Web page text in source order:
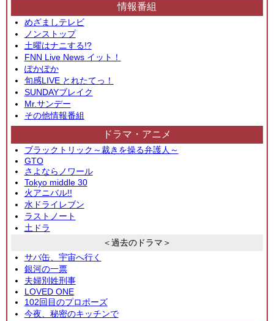
情報番組
めざましテレビ
ノンストップ
土曜はナニする!?
FNN Live News イット！
ぽかぽか
旬感LIVE とれたてっ！
SUNDAYブレイク
Mr.サンデー
その他情報番組
ドラマ・アニメ
ブラックトリック～裁きを操る弁護人～
GTO
さよならノワール
Tokyo middle 30
火アニバル!!
水ドライレブン
ラストノート
土ドラ
＜過去のドラマ＞
サバ缶、宇宙へ行く
銀河の一票
夫婦別姓刑事
LOVED ONE
102回目のプロポーズ
今夜、秘密のキッチンで